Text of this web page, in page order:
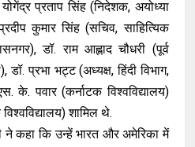
योगेंद्र प्रताप सिंह (निदेशक, अयोध्या
कुमार सिंह (सचिव, साहित्यिक
डॉ. राम आह्लाद चौधरी (पूर्व
डॉ. प्रभा भट्ट (अध्यक्ष, हिंदी विभाग,
के. पवार (कर्नाटक विश्वविद्यालय)
शामिल थे.
ने कहा कि उन्हें भारत और अमेरिका में